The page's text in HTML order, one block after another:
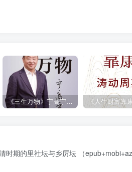
《三生万物》宁高宁（epub+mobi+azw3+pdf）
时期的里社坛与乡厉坛 （